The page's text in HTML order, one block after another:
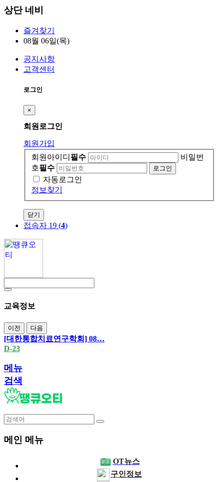
상단 네비
즐겨찾기
08월 06일(목)
공지사항
고객센터
로그인
×
회원 로그인
회원가입
회원아이디 필수
비밀번
호필수
자동로그인
정보찾기
닫기
접속자 19 (4)
교육정보
이전 다음
[대한통합치료연구학회] 08…
D-23
메뉴
검색
메인 메뉴
OT뉴스
구인정보